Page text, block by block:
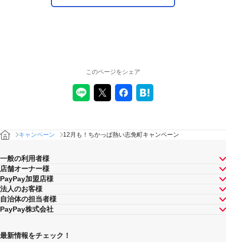
このページをシェア
キャンペーン 12月も！ちかっぱ熱い志免町キャンペーン
一般の利用者様
店舗オーナー様
PayPay加盟店様
法人のお客様
自治体の担当者様
PayPay株式会社
最新情報をチェック！